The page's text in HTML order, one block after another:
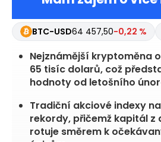
BTC-USD64 457,50-0,22 %
Nejznámější kryptoměna
65 tisíc dolarů, což
hodnoty od letošního
Tradiční akciové indexy
rekordy, přičemž kapitál
rotuje směrem k